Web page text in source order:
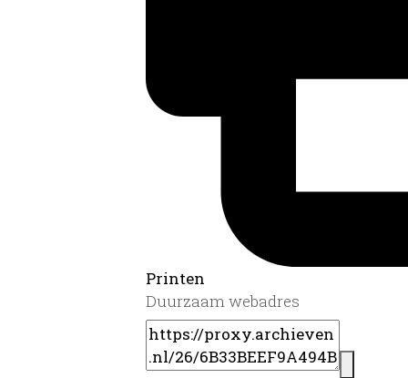
Printen
Duurzaam webadres